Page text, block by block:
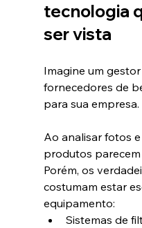
tecnologia
ser vista
Imagine um
fornecedores de
para sua empresa.
Ao analisar fotos
produtos
Porém, os
costumam estar
equipamento:
Sistemas de